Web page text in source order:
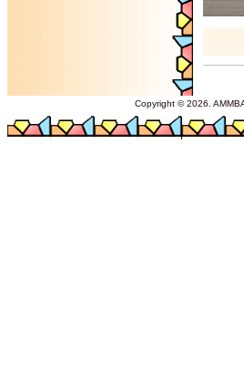
Copyright © 2026.